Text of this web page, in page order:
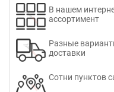
В нашем
ассортимент
Разные
доставки
Сотни пунктов